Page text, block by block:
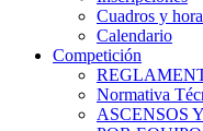
Cuadros y
Calendario
Competición
Normativa
ASCENSOS